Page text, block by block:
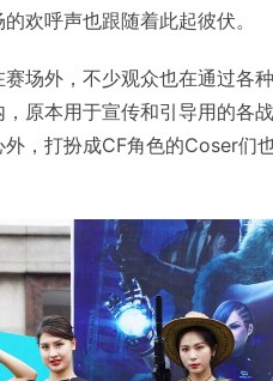
欢呼声也跟随着此起彼伏。
场外，不少观众也在通过各
原本用于宣传和引导用的各
，打扮成CF角色的Coser们